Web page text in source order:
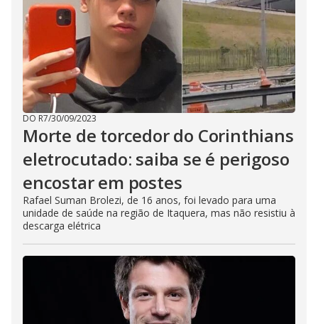
DO R7/30/09/2023
Morte de torcedor do Corinthians
eletrocutado: saiba se é perigoso
encostar em postes
Rafael Suman Brolezi, de 16 anos, foi levado para uma
unidade de saúde na região de Itaquera, mas não resistiu à
descarga elétrica